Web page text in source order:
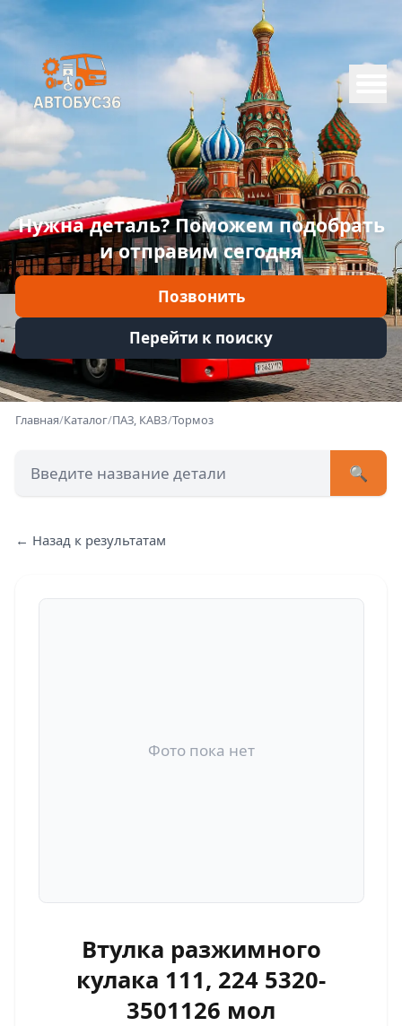
Нужна деталь? Поможем подобрать
и отправим сегодня
Позвонить
Перейти к поиску
Меню
Главная
Каталог
Марки
Информация
Главная/Каталог/ПАЗ, КАВЗ/Тормоз
🔍
← Назад к результатам
Фото пока нет
Втулка разжимного
кулака 111, 224 5320-
3501126 мол